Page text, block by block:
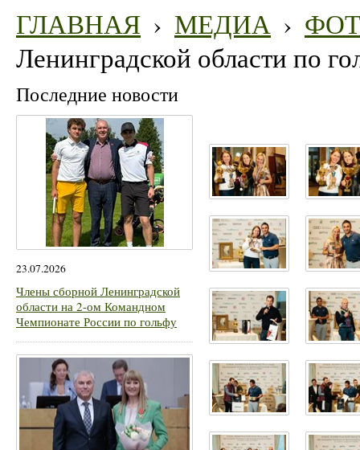
ГЛАВНАЯ › МЕДИА ›
Ленинградской области по
Последние новости
23.07.2026
Члены сборной Ленинградской
области на 2-ом Командном
Чемпионате России по гольфу